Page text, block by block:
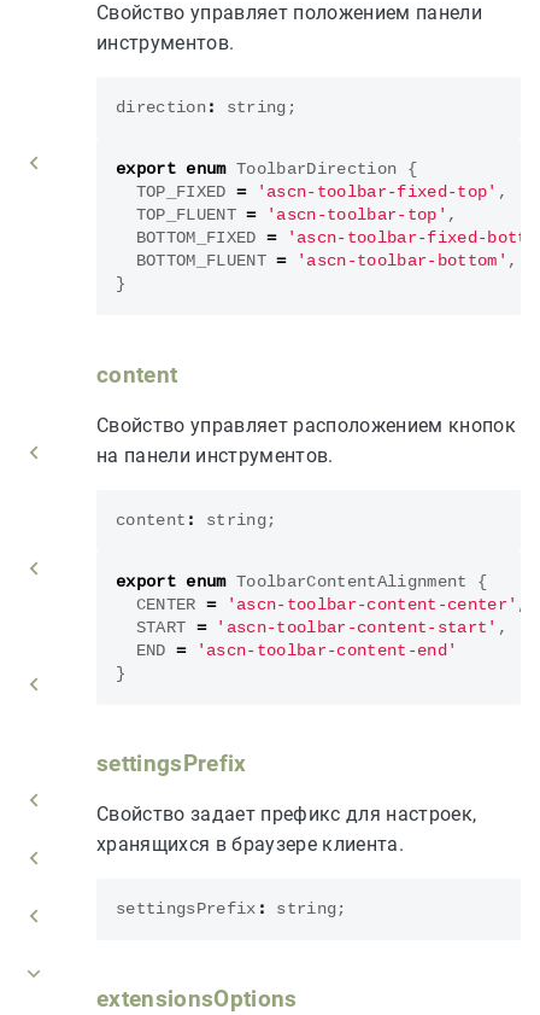
Свойство управляет положением панели
инструментов.
direction: string ;
export enum ToolbarDirection
{
TOP_FIXED = 'ascn-toolbar-fixed-top' ,
TOP_FLUENT = 'ascn-toolbar-top' ,
BOTTOM_FIXED =
'ascn-toolbar-fixed-
BOTTOM_FLUENT = 'ascn-toolbar-bottom' ,
}
content
Свойство управляет расположением кнопок
на панели инструментов.
content : string;
export enum ToolbarContentAlignment
{
CENTER = 'ascn-toolbar-content-center' ,
START = 'ascn-toolbar-content-start' ,
END
=
'ascn-toolbar-content-end'
}
settingsPrefix
Свойство задает префикс для настроек,
хранящихся в браузере клиента.
settingsPrefix : string ;
extensionsOptions